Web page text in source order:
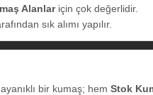
Alanlariçin çok değerlidir.
sık alımı yapılır.
bir kumaş; hem Stok